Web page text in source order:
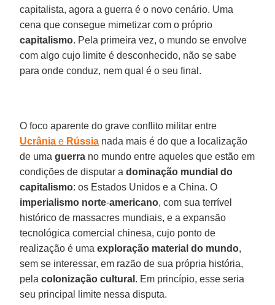
capitalista, agora a guerra é o novo cenário. Uma
cena que consegue mimetizar com o próprio
capitalismo. Pela primeira vez, o mundo se envolve
com algo cujo limite é desconhecido, não se sabe
para onde conduz, nem qual é o seu final.
O foco aparente do grave conflito militar entre
Ucrânia e Rússia nada mais é do que a localização
de umaguerra no mundo entre aqueles que estão em
condições de disputar adominação mundial do
capitalismo: os Estados Unidos e a China. O
imperialismo norte-americano, com sua terrível
histórico de massacres mundiais, e a expansão
tecnológica comercial chinesa, cujo ponto de
realização é umaexploração material do mundo,
sem se interessar, em razão de sua própria história,
pelacolonização cultural . Em princípio, esse seria
seu principal limite nessa disputa.